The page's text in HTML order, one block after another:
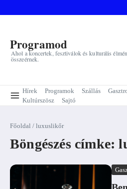
Programod
Ahol a koncertek, fesztiválok és kulturális
összeérnek.
Hírek Programok Szállás
Kultúrszösz
Sajtó
Főoldal / luxuslikőr
Böngészés címke: